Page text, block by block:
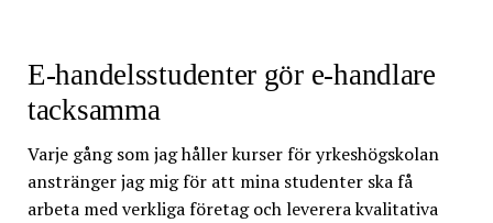
E-handelsstudenter gör e-handlare
tacksamma
Varje gång som jag håller kurser för yrkeshögskolan
anstränger jag mig för att mina studenter ska få
arbeta med verkliga företag och leverera kvalitativa